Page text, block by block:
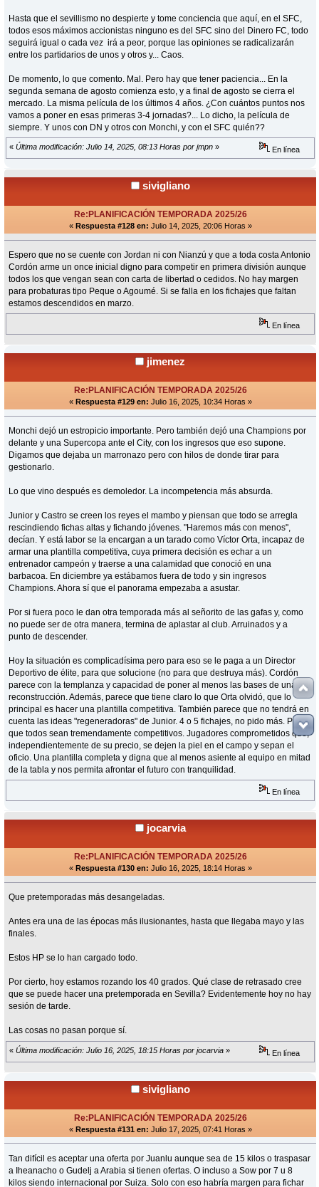
Hasta que el sevillismo no despierte y tome conciencia que aquí, en el SFC,
todos esos máximos accionistas ninguno es del SFC sino del Dinero FC, todo
seguirá igual o cada vez irá a peor, porque las opiniones se radicalizarán
entre los partidarios de unos y otros y... Caos.
De momento, lo que comento. Mal. Pero hay que tener paciencia... En la
segunda semana de agosto comienza esto, y a final de agosto se cierra el
mercado. La misma película de los últimos 4 años. ¿Con cuántos puntos nos
vamos a poner en esas primeras 3-4 jornadas?... Lo dicho, la película de
siempre. Y unos con DN y otros con Monchi, y con el SFC quién??
« Última modificación: Julio 14, 2025, 08:13 Horas por jmpn » En línea
sivigliano
Re:PLANIFICACIÓN TEMPORADA 2025/26
« Respuesta #128 en: Julio 14, 2025, 20:06 Horas »
Espero que no se cuente con Jordan ni con Nianzú y que a toda costa Antonio
Cordón arme un once inicial digno para competir en primera división aunque
todos los que vengan sean con carta de libertad o cedidos. No hay margen
para probaturas tipo Peque o Agoumé. Si se falla en los fichajes que faltan
estamos descendidos en marzo.
En línea
jimenez
Re:PLANIFICACIÓN TEMPORADA 2025/26
« Respuesta #129 en: Julio 16, 2025, 10:34 Horas »
Monchi dejó un estropicio importante. Pero también dejó una Champions por
delante y una Supercopa ante el City, con los ingresos que eso supone.
Digamos que dejaba un marronazo pero con hilos de donde tirar para
gestionarlo.
Lo que vino después es demoledor. La incompetencia más absurda.
Junior y Castro se creen los reyes el mambo y piensan que todo se arregla
rescindiendo fichas altas y fichando jóvenes. "Haremos más con menos",
decían. Y está labor se la encargan a un tarado como Víctor Orta, incapaz de
armar una plantilla competitiva, cuya primera decisión es echar a un
entrenador campeón y traerse a una calamidad que conoció en una
barbacoa. En diciembre ya estábamos fuera de todo y sin ingresos
Champions. Ahora sí que el panorama empezaba a asustar.
Por si fuera poco le dan otra temporada más al señorito de las gafas y, como
no puede ser de otra manera, termina de aplastar al club. Arruinados y a
punto de descender.
Hoy la situación es complicadísima pero para eso se le paga a un Director
Deportivo de élite, para que solucione (no para que destruya más). Cordón
parece con la templanza y capacidad de poner al menos las bases de una
reconstrucción. Además, parece que tiene claro lo que Orta olvidó, que lo
principal es hacer una plantilla competitiva. También parece que no tendrá en
cuenta las ideas "regeneradoras" de Junior. 4 o 5 fichajes, no pido más. Pero
que todos sean tremendamente competitivos. Jugadores comprometidos que,
independientemente de su precio, se dejen la piel en el campo y sepan el
oficio. Una plantilla completa y digna que al menos asiente al equipo en mitad
de la tabla y nos permita afrontar el futuro con tranquilidad.
En línea
jocarvia
Re:PLANIFICACIÓN TEMPORADA 2025/26
« Respuesta #130 en: Julio 16, 2025, 18:14 Horas »
Que pretemporadas más desangeladas.
Antes era una de las épocas más ilusionantes, hasta que llegaba mayo y las
finales.
Estos HP se lo han cargado todo.
Por cierto, hoy estamos rozando los 40 grados. Qué clase de retrasado cree
que se puede hacer una pretemporada en Sevilla? Evidentemente hoy no hay
sesión de tarde.
Las cosas no pasan porque sí.
« Última modificación: Julio 16, 2025, 18:15 Horas por jocarvia » En línea
sivigliano
Re:PLANIFICACIÓN TEMPORADA 2025/26
« Respuesta #131 en: Julio 17, 2025, 07:41 Horas »
Tan difícil es aceptar una oferta por Juanlu aunque sea de 15 kilos o traspasar
a Iheanacho o Gudelj a Arabia si tienen ofertas. O incluso a Sow por 7 u 8
kilos siendo internacional por Suiza. Solo con eso habría margen para fichar